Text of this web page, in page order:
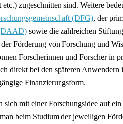
zugeschnitten sind. Weitere
(DFG), der
(DAAD) sowie die zahlreichen
Förderung von Forschung und
Forscherinnen und Forscher in
direkt bei den späteren
Finanzierungsform.
sich mit einer Forschungsidee auf
beim Studium der jeweiligen